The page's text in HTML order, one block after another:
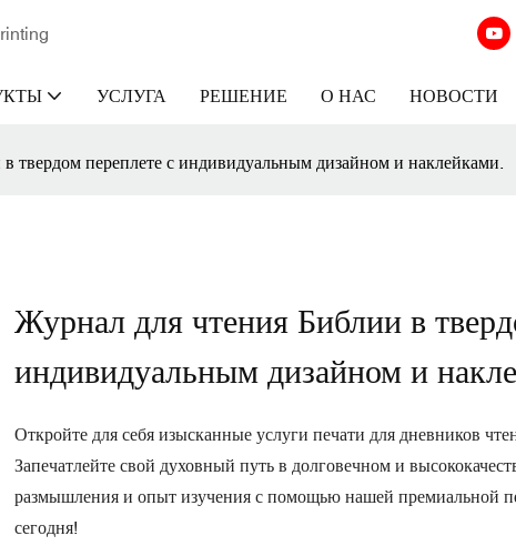
УСЛУГА РЕШЕНИЕ О НАС НОВОСТИ
твердом переплете с индивидуальным дизайном и наклейками.
Журнал для чтения Библии в
индивидуальным дизайном и
Откройте для себя изысканные услуги печати для дневников
Запечатлейте свой духовный путь в долговечном и
размышления и опыт изучения с помощью нашей премиальной
сегодня!